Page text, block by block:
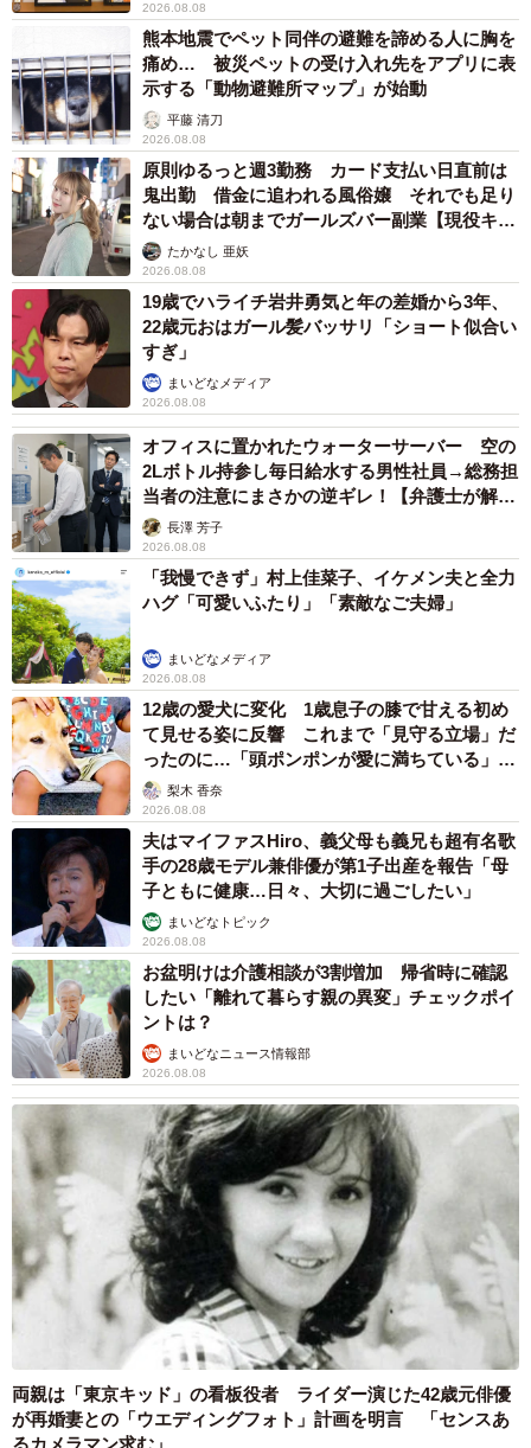
2026.08.08
熊本地震でペット同伴の避難を諦める人に胸を
痛め… 被災ペットの受け入れ先をアプリに表
示する「動物避難所マップ」が始動
平藤 清刀
2026.08.08
原則ゆるっと週3勤務 カード支払い日直前は
鬼出勤 借金に追われる風俗嬢 それでも足り
ない場合は朝までガールズバー副業【現役キャ
ストに取材】
たかなし 亜妖
2026.08.08
19歳でハライチ岩井勇気と年の差婚から3年、
22歳元おはガール髪バッサリ「ショート似合い
すぎ」
まいどなメディア
2026.08.08
オフィスに置かれたウォーターサーバー 空の
2Lボトル持参し毎日給水する男性社員→総務担
当者の注意にまさかの逆ギレ！【弁護士が解
説】長澤 芳子
2026.08.08
「我慢できず」村上佳菜子、イケメン夫と全力
ハグ「可愛いふたり」「素敵なご夫婦」
まいどなメディア
2026.08.08
12歳の愛犬に変化 1歳息子の膝で甘える初め
て見せる姿に反響 これまで「見守る立場」だ
ったのに…「頭ポンポンが愛に満ちている」
「尊…」
梨木 香奈
2026.08.08
夫はマイファスHiro、義父母も義兄も超有名歌
手の28歳モデル兼俳優が第1子出産を報告「母
子ともに健康…日々、大切に過ごしたい」
まいどなトピック
2026.08.08
お盆明けは介護相談が3割増加 帰省時に確認
したい「離れて暮らす親の異変」チェックポイ
ントは？
まいどなニュース情報部
2026.08.08
両親は「東京キッド」の看板役者 ライダー演じた42歳元俳優
が再婚妻との「ウエディングフォト」計画を明言 「センスあ